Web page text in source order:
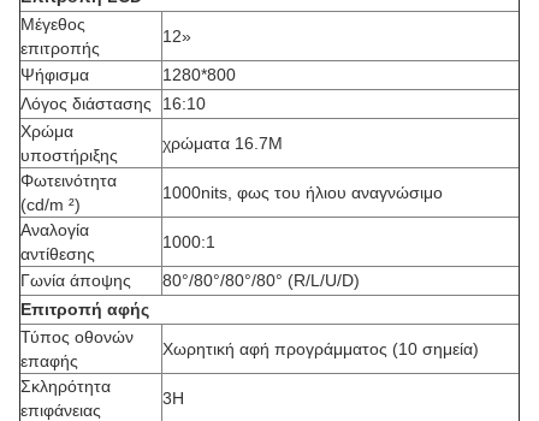
Μέγεθος
επιτροπής
12»
Ψήφισμα
1280*800
Λόγος διάστασης
16:10
Χρώμα
υποστήριξης
χρώματα 16.7M
Φωτεινότητα
(cd/m ²)
1000nits, φως του ήλιου αναγνώσιμο
Αναλογία
αντίθεσης
1000:1
Γωνία άποψης
80°/80°/80°/80° (R/L/U/D)
Επιτροπή αφής
Τύπος οθονών
επαφής
Χωρητική αφή προγράμματος (10 σημεία)
Σκληρότητα
επιφάνειας
3H